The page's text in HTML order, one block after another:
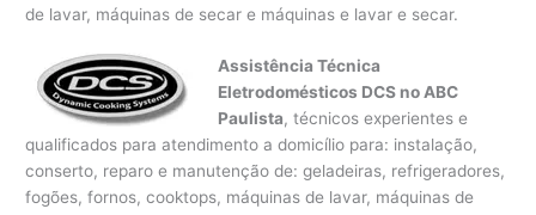
de lavar, máquinas de secar e máquinas e lavar e secar.
Assistência Técnica
Eletrodomésticos DCS no ABC
Paulista, técnicos experientes e
qualificados para atendimento a domicílio para: instalação,
conserto, reparo e manutenção de: geladeiras, refrigeradores,
fogões, fornos, cooktops, máquinas de lavar, máquinas de